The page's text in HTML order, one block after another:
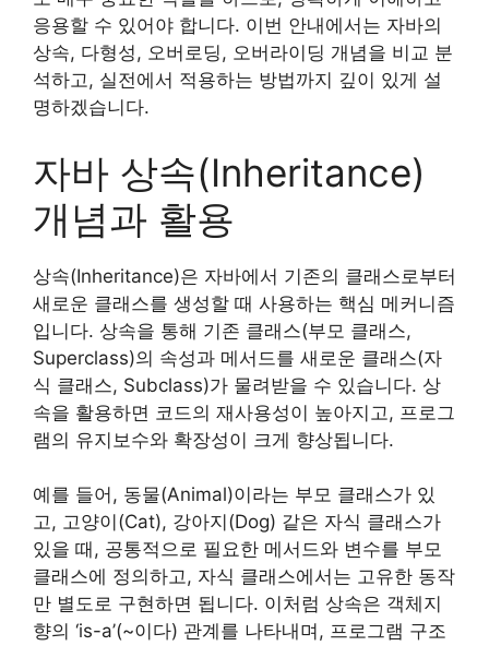
응용할 수 있어야 합니다. 이번 안내에서는 자바의
상속, 다형성, 오버로딩, 오버라이딩 개념을 비교 분
석하고, 실전에서 적용하는 방법까지 깊이 있게 설
명하겠습니다.
자바 상속(Inheritance)
개념과 활용
상속(Inheritance)은 자바에서 기존의 클래스로부터
새로운 클래스를 생성할 때 사용하는 핵심 메커니즘
입니다. 상속을 통해 기존 클래스(부모 클래스,
Superclass)의 속성과 메서드를 새로운 클래스(자
식 클래스, Subclass)가 물려받을 수 있습니다. 상
속을 활용하면 코드의 재사용성이 높아지고, 프로그
램의 유지보수와 확장성이 크게 향상됩니다.
예를 들어, 동물(Animal)이라는 부모 클래스가 있
고, 고양이(Cat), 강아지(Dog) 같은 자식 클래스가
있을 때, 공통적으로 필요한 메서드와 변수를 부모
클래스에 정의하고, 자식 클래스에서는 고유한 동작
만 별도로 구현하면 됩니다. 이처럼 상속은 객체지
향의 ‘is-a’(~이다) 관계를 나타내며, 프로그램 구조